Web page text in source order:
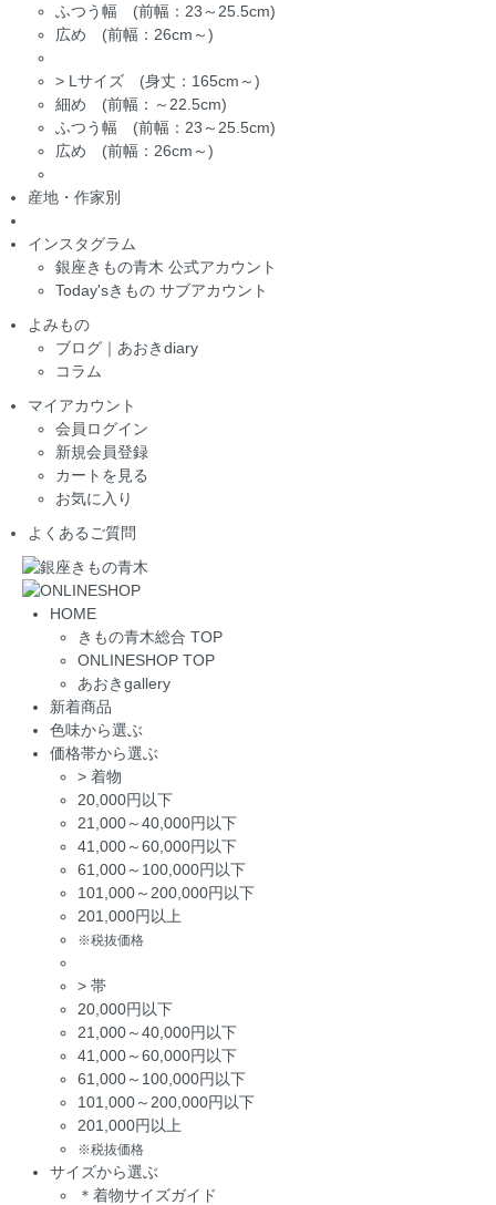
ふつう幅 (前幅：23～25.5cm)
広め (前幅：26cm～)
> Lサイズ (身丈：165cm～)
細め (前幅：～22.5cm)
ふつう幅 (前幅：23～25.5cm)
広め (前幅：26cm～)
産地・作家別
インスタグラム
銀座きもの青木 公式アカウント
Today'sきもの サブアカウント
よみもの
ブログ｜あおきdiary
コラム
マイアカウント
会員ログイン
新規会員登録
カートを見る
お気に入り
よくあるご質問
HOME
きもの青木総合 TOP
ONLINESHOP TOP
あおきgallery
新着商品
色味から選ぶ
価格帯から選ぶ
> 着物
20,000円以下
21,000～40,000円以下
41,000～60,000円以下
61,000～100,000円以下
101,000～200,000円以下
201,000円以上
※税抜価格
> 帯
20,000円以下
21,000～40,000円以下
41,000～60,000円以下
61,000～100,000円以下
101,000～200,000円以下
201,000円以上
※税抜価格
サイズから選ぶ
＊着物サイズガイド